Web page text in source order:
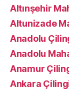
Altınşehir
Altunizade
Anadolu
Anadolu
Anamur
Ankara